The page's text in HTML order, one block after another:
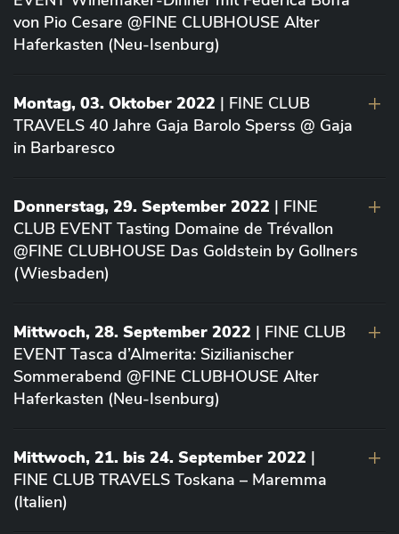
von Pio Cesare @FINE CLUBHOUSE Alter
Haferkasten (Neu-Isenburg)
Montag, 03. Oktober 2022 | FINE CLUB
TRAVELS 40 Jahre Gaja Barolo Sperss @ Gaja
in Barbaresco
Donnerstag, 29. September 2022 | FINE
CLUB EVENT Tasting Domaine de Trévallon
@FINE CLUBHOUSE Das Goldstein by Gollners
(Wiesbaden)
Mittwoch, 28. September 2022 | FINE CLUB
EVENT Tasca d’Almerita: Sizilianischer
Sommerabend @FINE CLUBHOUSE Alter
Haferkasten (Neu-Isenburg)
Mittwoch, 21. bis 24. September 2022 |
FINE CLUB TRAVELS Toskana – Maremma
(Italien)